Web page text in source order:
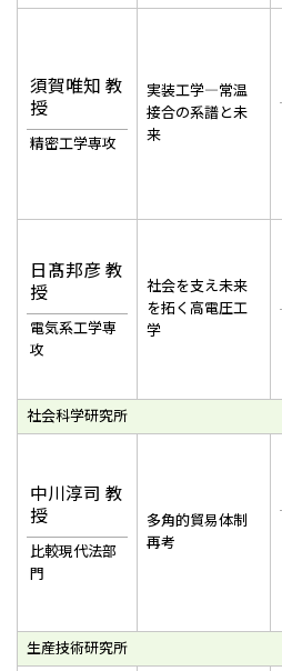
須賀唯知 教
授
精密工学専攻
実装工学―常温
接合の系譜と未
来
日髙邦彦 教
授
電気系工学専
攻
社会を支え未来
を拓く高電圧工
学
社会科学研究所
中川淳司 教
授
比較現代法部
門
多角的貿易体制
再考
生産技術研究所